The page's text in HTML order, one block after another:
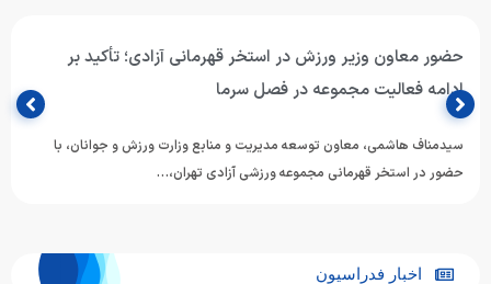
پیام تبریک محسن رضوانی، رئیس فدراسیون ورزش‌های آبی، به
مناسبت روز خبرنگار (۱۷ مرداد)
خبرنگاران؛ راویان آب، روایتگران تلاش و پیشرفت ۱۷ مرداد، فرصتی است برای
پاسداشت جایگاه ارزشمند خبرنگارانی که با قلم، نگاه…
اخبار فدراسیون